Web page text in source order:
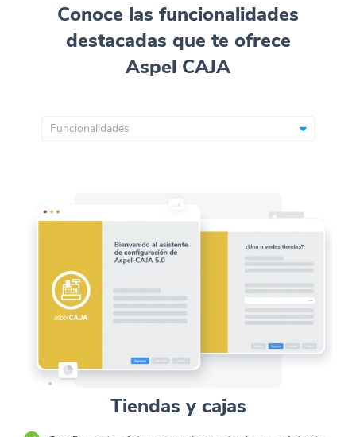
Conoce las funcionalidades
destacadas que te ofrece
Aspel CAJA
Funcionalidades
Tiendas y cajas